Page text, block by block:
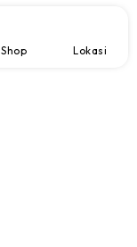
Shop Lokasi